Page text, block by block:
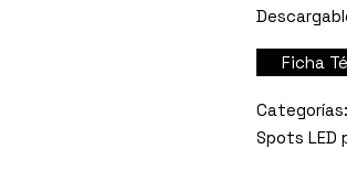
Ficha
Spots LED